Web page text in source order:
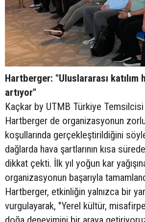
Hartberger: "Uluslararası katılım
artıyor"
Kaçkar by UTMB Türkiye
Hartberger de organizasyonun
koşullarında gerçekleştirildiğini
dağlarda hava şartlarının kısa
dikkat çekti. İlk yıl yoğun kar
organizasyonun başarıyla
Hartberger, etkinliğin yalnızca bir
vurgulayarak, "Yerel kültür,